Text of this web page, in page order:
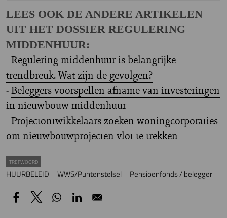
LEES OOK DE ANDERE ARTIKELEN
UIT HET DOSSIER REGULERING
MIDDENHUUR:
-Regulering middenhuur is belangrijke
trendbreuk. Wat zijn de gevolgen?
-Beleggers voorspellen afname van investeringen
in nieuwbouw middenhuur
-Projectontwikkelaars zoeken woningcorporaties
om nieuwbouwprojecten vlot te trekken
TREFWOORD
HUURBELEID WWS/Puntenstelsel Pensioenfonds / belegger